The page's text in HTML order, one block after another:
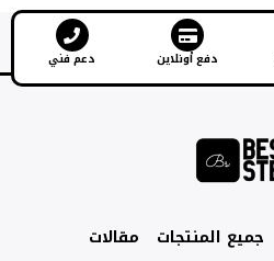
دفع أونلاين دعم فني
جميع المنتجات مقالات